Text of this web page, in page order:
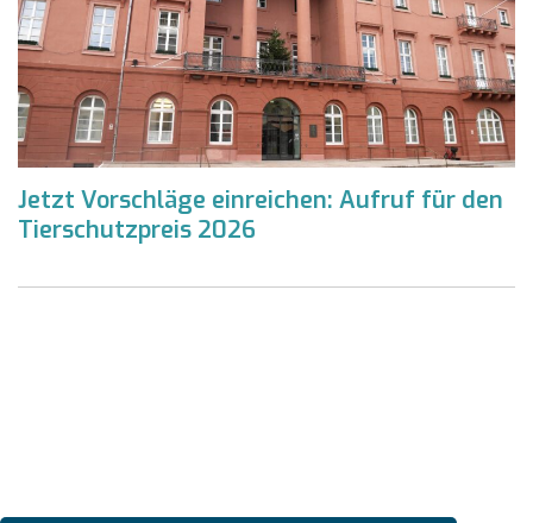
Jetzt Vorschläge einreichen: Aufruf für den
Tierschutzpreis 2026